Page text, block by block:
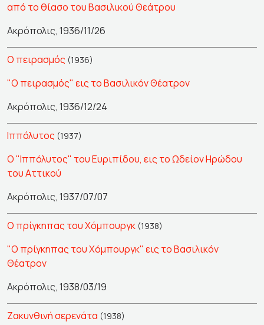
από το θίασο του Βασιλικού Θεάτρου
Ακρόπολις, 1936/11/26
Ο πειρασμός (1936)
"Ο πειρασμός" εις το Βασιλικόν Θέατρον
Ακρόπολις, 1936/12/24
Ιππόλυτος (1937)
Ο "Ιππόλυτος" του Ευριπίδου, εις το Ωδείον Ηρώδου
του Αττικού
Ακρόπολις, 1937/07/07
Ο πρίγκηπας του Χόμπουργκ (1938)
"Ο πρίγκηπας του Χόμπουργκ" εις το Βασιλικόν
Θέατρον
Ακρόπολις, 1938/03/19
Ζακυνθινή σερενάτα (1938)